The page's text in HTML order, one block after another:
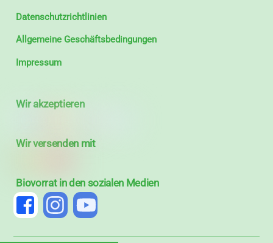
Datenschutzrichtlinien
Allgemeine Geschäftsbedingungen
Impressum
Wir akzeptieren
Wir versenden mit
Biovorrat in den sozialen Medien